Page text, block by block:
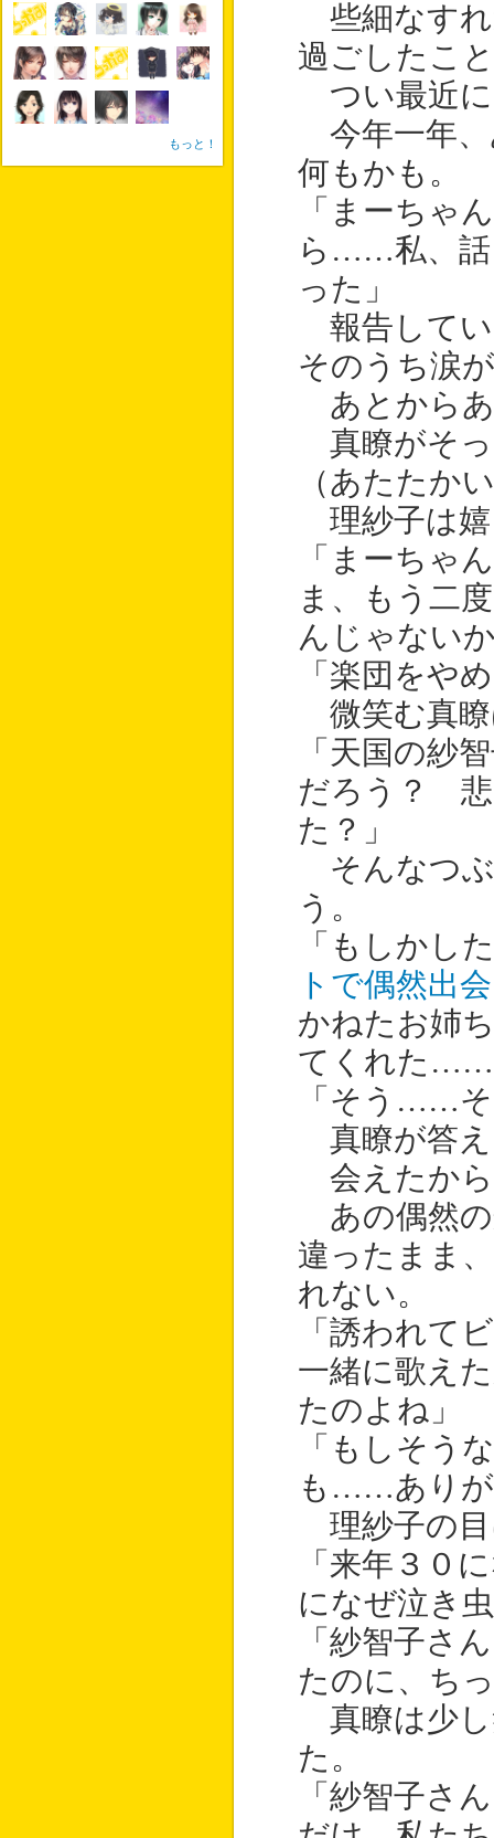
些細なすれ
過ごしたこ
つい最近に
今年一年、
何もかも。
「まーちゃ
ら……私、話
った」
報告してい
そのうち涙
あとから
真瞭がそっ
（あたたか
理紗子は
「まーちゃ
ま、もう二
んじゃない
「楽団をや
微笑む真瞭
「天国の紗
だろう？
た？」
そんなつぶ
う。
「もしか
トで偶然出
かねたお姉
てくれた
「そう……
真瞭が答
会えたから
あの偶然の
違ったまま
れない。
「誘われて
一緒に歌え
たのよね」
「もしそ
も……あり
理紗子の目
「来年３０
になぜ泣き
「紗智子さ
たのに、ち
真瞭は少し
た。
「紗智子さ
もっと！